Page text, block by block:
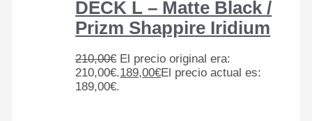
DECK L – Matte Black /
Prizm Shappire Iridium
210,00€ El precio original era:
210,00€.189,00€El precio actual es:
189,00€.